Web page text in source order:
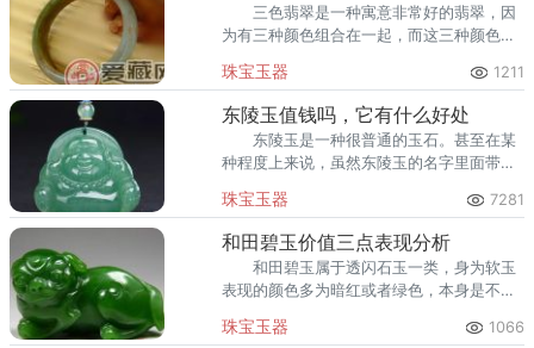
三色翡翠是一种寓意非常好的翡翠，因
为有三种颜色组合在一起，而这三种颜色又
又被称为福禄寿翡翠，所以三色翡翠市场价
因这福禄寿三字而变得比较高。
珠宝玉器 1211
东陵玉值钱吗，它有什么好处
东陵玉是一种很普通的玉石。甚至在某
种程度上来说，虽然东陵玉的名字里面带有
东陵玉的价格也并不会因为它是水晶而降
低。
珠宝玉器 7281
和田碧玉价值三点表现分析
和田碧玉属于透闪石玉一类，身为软玉
表现的颜色多为暗红或者绿色，本身是不透
品质优良，清新淡雅在玉石的自然形成中展
珠宝玉器 1066